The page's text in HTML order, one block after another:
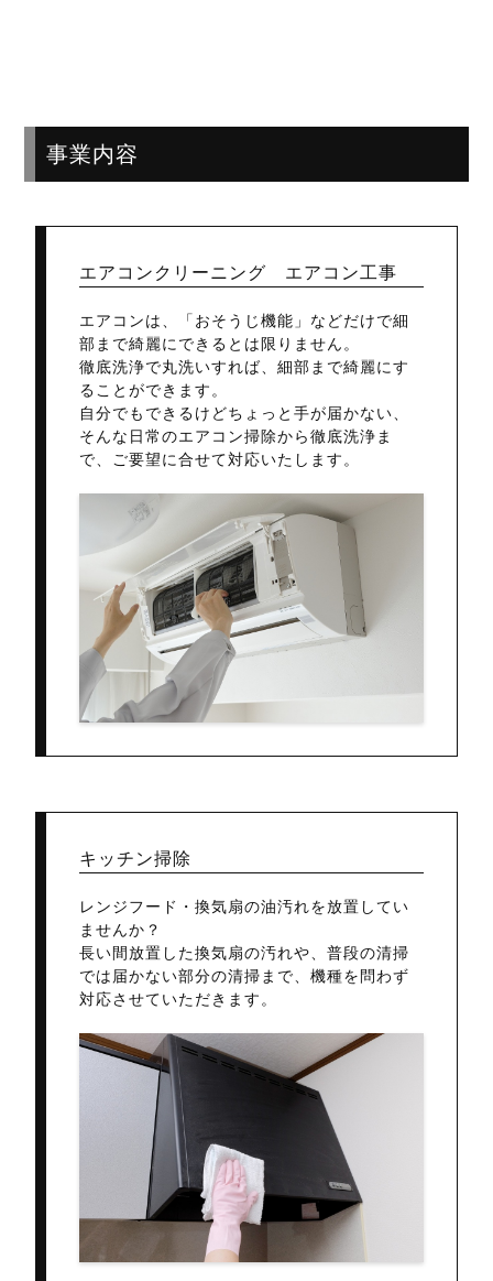
事業内容
エアコンクリーニング エアコン工事
エアコンは、「おそうじ機能」などだけで細
部まで綺麗にできるとは限りません。
徹底洗浄で丸洗いすれば、細部まで綺麗にす
ることができます。
自分でもできるけどちょっと手が届かない、
そんな日常のエアコン掃除から徹底洗浄ま
で、ご要望に合せて対応いたします。
キッチン掃除
レンジフード・換気扇の油汚れを放置してい
ませんか？
長い間放置した換気扇の汚れや、普段の清掃
では届かない部分の清掃まで、機種を問わず
対応させていただきます。